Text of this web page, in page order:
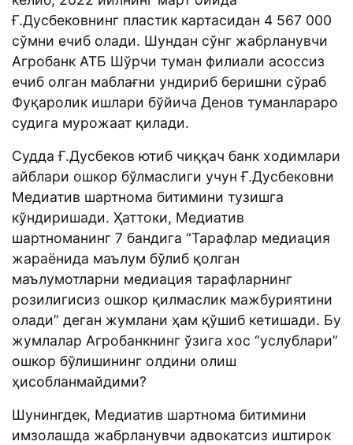
Ғ.Дусбековнинг пластик картасидан 4 567 000
сўмни ечиб олади. Шундан сўнг жабрланувчи
Агробанк АТБ Шўрчи туман филиали асоссиз
ечиб олган маблағни ундириб беришни сўраб
Фуқаролик ишлари бўйича Денов туманлараро
судига мурожаат қилади.
Судда Ғ.Дусбеков ютиб чиққач банк ходимлари
айблари ошкор бўлмаслиги учун Ғ.Дусбековни
Медиатив шартнома битимини тузишга
кўндиришади. Ҳаттоки, Медиатив
шартноманинг 7 бандига “Тарафлар медиация
жараёнида маълум бўлиб қолган
маълумотларни медиация тарафларнинг
розилигисиз ошкор қилмаслик мажбуриятини
олади” деган жумлани ҳам қўшиб кетишади. Бу
жумлалар Агробанкнинг ўзига хос “услублари”
ошкор бўлишининг олдини олиш
ҳисобланмайдими?
Шунингдек, Медиатив шартнома битимини
имзолашда жабрланувчи адвокатсиз иштирок